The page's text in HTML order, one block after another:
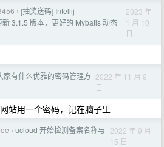
› [抽奖送码] Intellij
3.1.5 版本，更好的 Mybatis 动态
2023 年
1 月 10
日
家有什么优雅的密码管理方 2022 年 11 月 9
日
站用一个密码，记在脑子里
› ucloud 开始检测备案名称与 2022 年 9 月
15 日